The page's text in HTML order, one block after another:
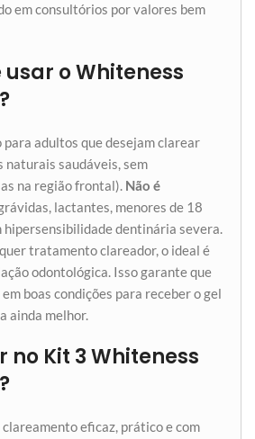
em consultórios por valores bem
o Whiteness
adultos que desejam clarear
saudáveis, sem
na região frontal). Não é
lactantes, menores de 18
hipersensibilidade dentinária severa.
tratamento clareador, o ideal é
odontológica. Isso garante que
boas condições para receber o gel
ainda melhor.
no Kit 3 Whiteness
clareamento eficaz, prático e com